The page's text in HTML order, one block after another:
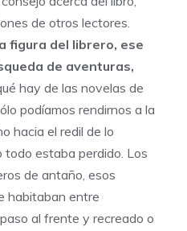
de otros lectores.
figura del librero, ese
de aventuras,
hay de las novelas de
podíamos rendirnos a la
hacia el redil de lo
todo estaba perdido. Los
de antaño, esos
habitaban entre
al frente y recreado o